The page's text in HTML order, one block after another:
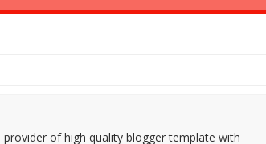
of high quality blogger template with